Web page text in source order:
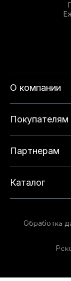
О компании
Покупателям
Партнерам
Каталог
Обработка
опыта на нашем
данный сайт, вы
технологий. Для